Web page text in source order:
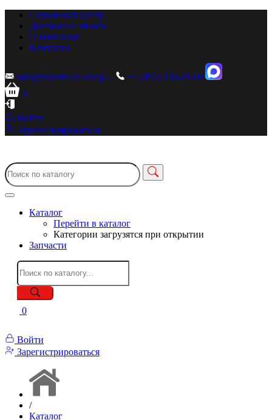
Сервисный центр
Доставка и оплата
О компании
Контакты
sale@zionstm.ru sale@...
+7 (495) 136-23-00
0
Войти
Зарегистрироваться
Каталог
Перейти в каталог
Категории загрузятся при открытии
Запчасти
0
Войти
Зарегистрироваться
/
Каталог